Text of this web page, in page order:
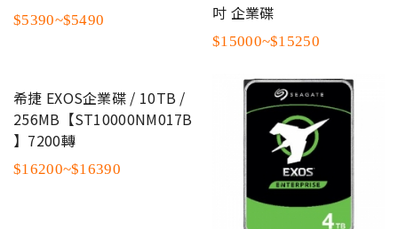
$5390~$5490
吋 企業碟
$15000~$15250
希捷 EXOS企業碟 / 10TB /
256MB【ST10000NM017B
】7200轉
$16200~$16390